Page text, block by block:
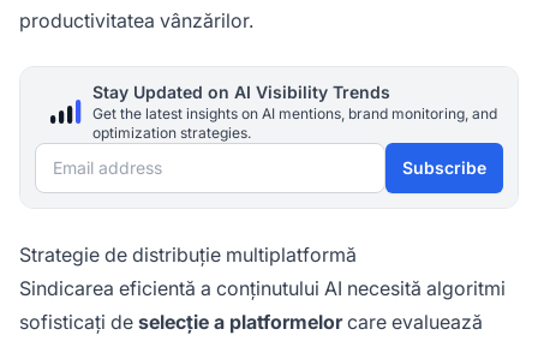
productivitatea vânzărilor.
Stay Updated on AI Visibility Trends
Get the latest insights on AI mentions, brand monitoring, and
optimization strategies.
Email address Subscribe
Strategie de distribuție multiplatformă
Sindicarea eficientă a conținutului AI necesită algoritmi
sofisticați de selecție a platformelorcare evaluează